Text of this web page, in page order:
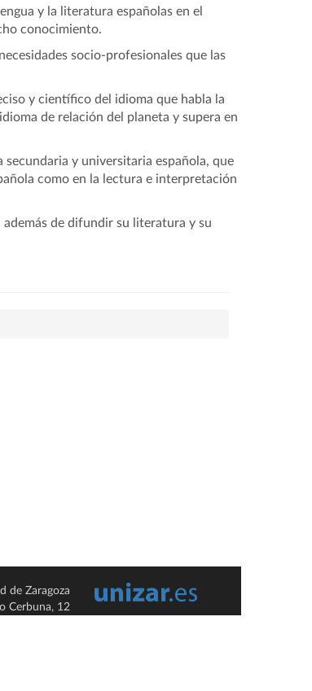
y la literatura españolas en el
conocimiento.
socio-profesionales que las
y científico del idioma que habla la
de relación del planeta y supera en
secundaria y universitaria española, que
como en la lectura e interpretación
además de difundir su literatura y su
de Zaragoza
Cerbuna, 12